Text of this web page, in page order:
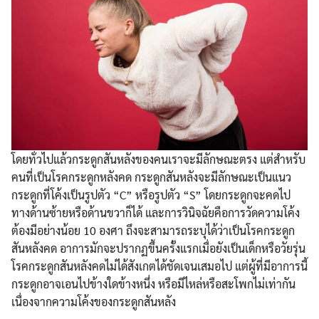
โดยทั่วไปแล้วกระดูกสันหลังของคนเราจะมีลักษณะตรง แต่สำหรับ
คนที่เป็นโรคกระดูกหลังคด กระดูกสันหลังจะมีลักษณะเป็นแนว
กระดูกที่โค้งเป็นรูปตัว “C” หรือรูปตัว “S” โดยกระดูกจะคดไป
ทางด้านซ้ายหรือด้านขวาก็ได้ และการวินิจฉัยคือการวัดความโค้ง
ต้องมีอย่างน้อย 10 องศา ถึงจะสามารถระบุได้ว่าเป็นโรคกระดูก
สันหลังคด อาการมักจะปรากฏขึ้นครั้งแรกเมื่อยังเป็นเด็กหรือวัยรุ่น
โรคกระดูกสันหลังคดไม่ได้สังเกตได้ชัดเจนเสมอไป แต่ผู้ที่มีอาการนี้
กระดูกอาจเอนไปข้างใดข้างหนึ่ง หรือมีไหล่หรือสะโพกไม่เท่ากัน
เนื่องจากความโค้งของกระดูกสันหลัง